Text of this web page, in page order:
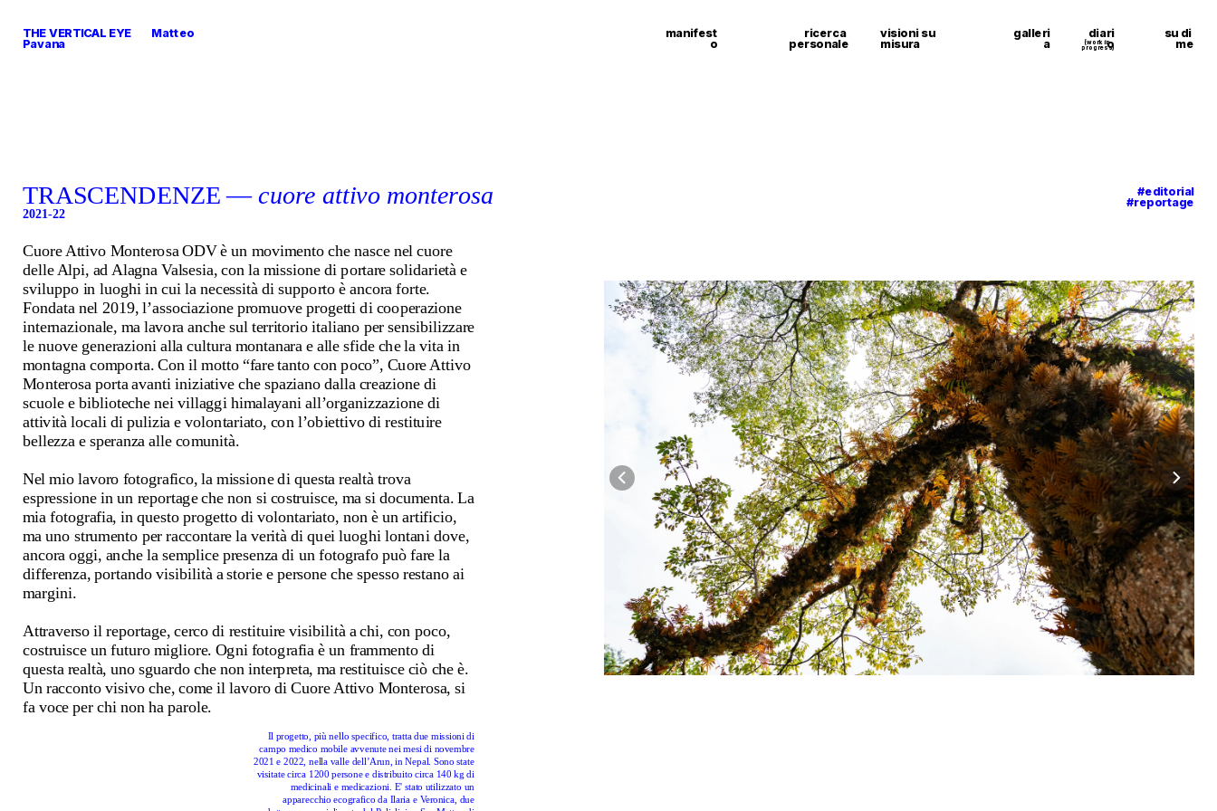
(work in
progress)
visioni su
misura
galleri
a
diari
o
su di
me
ricerca
personale
manifest
o
THE VERTICAL EYE        Matteo
Pavana
#editorial
#reportage
TRASCENDENZE — cuore attivo monterosa
2021-22
Cuore Attivo Monterosa ODV è un movimento che nasce nel cuore
delle Alpi, ad Alagna Valsesia, con la missione di portare solidarietà e
sviluppo in luoghi in cui la necessità di supporto è ancora forte.
Fondata nel 2019, l’associazione promuove progetti di cooperazione
internazionale, ma lavora anche sul territorio italiano per sensibilizzare
le nuove generazioni alla cultura montanara e alle sfide che la vita in
montagna comporta. Con il motto “fare tanto con poco”, Cuore Attivo
Monterosa porta avanti iniziative che spaziano dalla creazione di
scuole e biblioteche nei villaggi himalayani all’organizzazione di
attività locali di pulizia e volontariato, con l’obiettivo di restituire
bellezza e speranza alle comunità.
Nel mio lavoro fotografico, la missione di questa realtà trova
espressione in un reportage che non si costruisce, ma si documenta. La
mia fotografia, in questo progetto di volontariato, non è un artificio,
ma uno strumento per raccontare la verità di quei luoghi lontani dove,
ancora oggi, anche la semplice presenza di un fotografo può fare la
differenza, portando visibilità a storie e persone che spesso restano ai
margini.
Attraverso il reportage, cerco di restituire visibilità a chi, con poco,
costruisce un futuro migliore. Ogni fotografia è un frammento di
questa realtà, uno sguardo che non interpreta, ma restituisce ciò che è.
Un racconto visivo che, come il lavoro di Cuore Attivo Monterosa, si
fa voce per chi non ha parole.
Il progetto, più nello specifico, tratta due missioni di
campo medico mobile avvenute nei mesi di novembre
2021 e 2022, nella valle dell’Arun, in Nepal. Sono state
visitate circa 1200 persone e distribuito circa 140 kg di
medicinali e medicazioni. E' stato utilizzato un
apparecchio ecografico da Ilaria e Veronica, due